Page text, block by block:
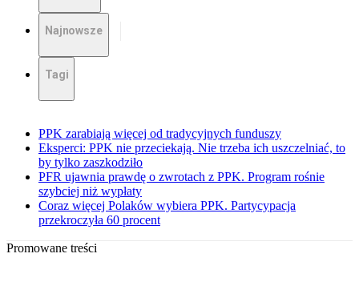
Najnowsze
Tagi
PPK zarabiają więcej od tradycyjnych funduszy
Eksperci: PPK nie przeciekają. Nie trzeba ich uszczelniać, to
by tylko zaszkodziło
PFR ujawnia prawdę o zwrotach z PPK. Program rośnie
szybciej niż wypłaty
Coraz więcej Polaków wybiera PPK. Partycypacja
przekroczyła 60 procent
Promowane treści